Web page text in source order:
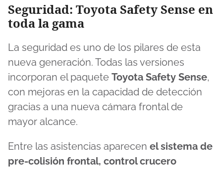
Seguridad: Toyota Safety Sense en
toda la gama
La seguridad es uno de los pilares de esta
nueva generación. Todas las versiones
incorporan el paquete Toyota Safety Sense,
con mejoras en la capacidad de detección
gracias a una nueva cámara frontal de
mayor alcance.
Entre las asistencias aparecen el sistema de
pre-colisión frontal, control crucero